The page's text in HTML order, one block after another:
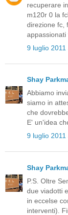
recuperare
m120r 0 la
direzione fc,
9 luglio
Shay
Abbiamo
siamo in
che
E' un'idea
9 luglio
Shay
P.S. Oltre
due viadotti
in eccelse
interventi).